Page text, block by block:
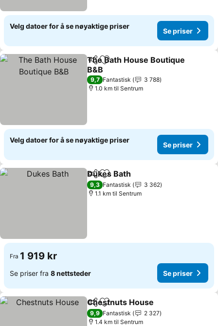
Velg datoer for å se nøyaktige priser
Se priser
Del Legg til i favoritter
The Bath House Boutique
B&B
Se priser
9,7 Fantastisk
3 788
1.0 km til Sentrum
Velg datoer for å se nøyaktige priser
Se priser
Del Legg til i favoritter
Dukes Bath
9,3 Fantastisk
3 362
1.1 km til Sentrum
Fra 1 919 kr
Se priser fra 8 nettsteder Se priser
Del Legg til i favoritter
Chestnuts House
9,9 Fantastisk
2 327
1.4 km til Sentrum